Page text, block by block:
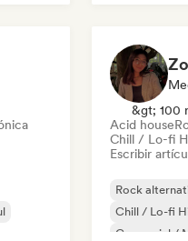
&gt; 100
Acid house
Chill / Lo-fi
Escribir
Rock
Chill / Lo-fi
Comercial /